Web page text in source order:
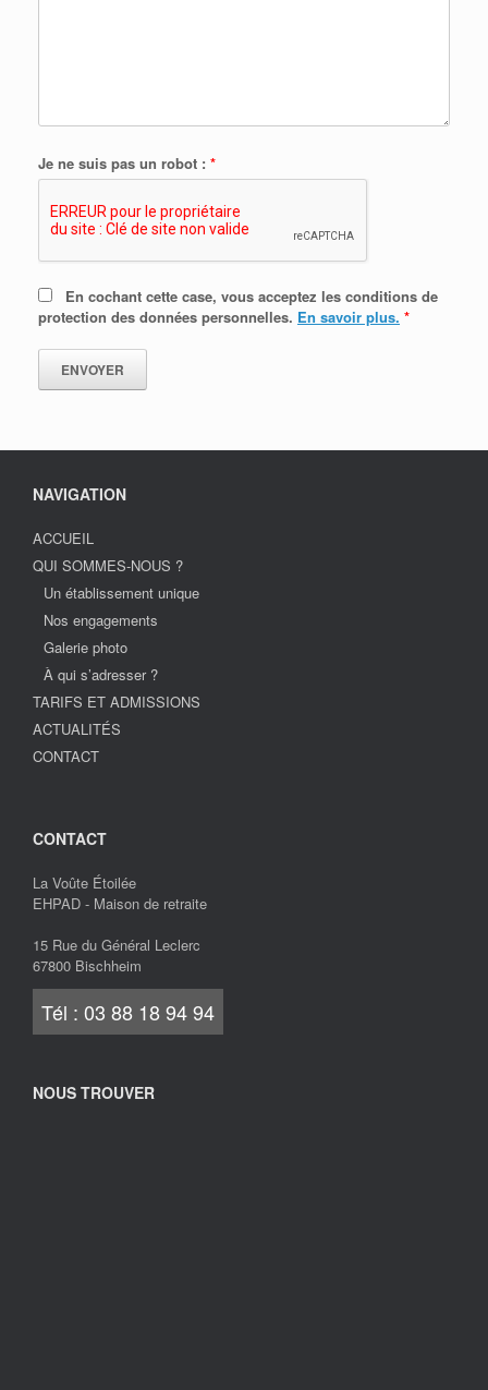
Je ne suis pas un robot : *
En cochant cette case, vous acceptez les conditions de
protection des données personnelles. En savoir plus. *
NAVIGATION
ACCUEIL
QUI SOMMES-NOUS ?
Un établissement unique
Nos engagements
Galerie photo
À qui s’adresser ?
TARIFS ET ADMISSIONS
ACTUALITÉS
CONTACT
CONTACT
La Voûte Étoilée
EHPAD - Maison de retraite
15 Rue du Général Leclerc
67800 Bischheim
Tél : 03 88 18 94 94
NOUS TROUVER